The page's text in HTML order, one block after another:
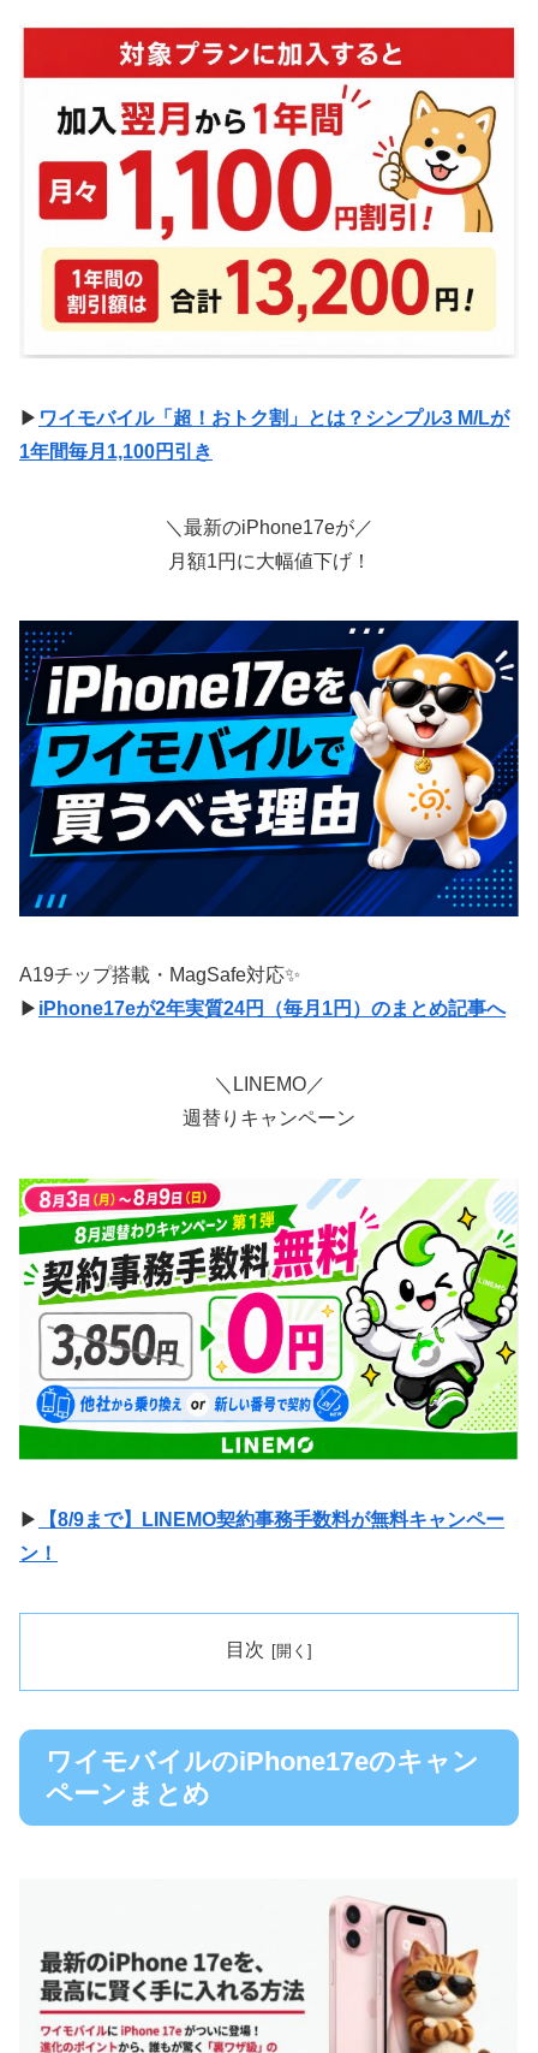
▶ ワイモバイル「超！おトク割」とは？シンプル3 M/Lが
1年間毎月1,100円引き
＼最新のiPhone17eが／
月額1円に大幅値下げ！
A19チップ搭載・MagSafe対応✨
▶ iPhone17eが2年実質24円（毎月1円）のまとめ記事へ
＼LINEMO／
週替りキャンペーン
▶
【8/9まで】LINEMO契約事務手数料が無料キャンペー
ン！
目次
ワイモバイルのiPhone17eのキャン
ペーンまとめ